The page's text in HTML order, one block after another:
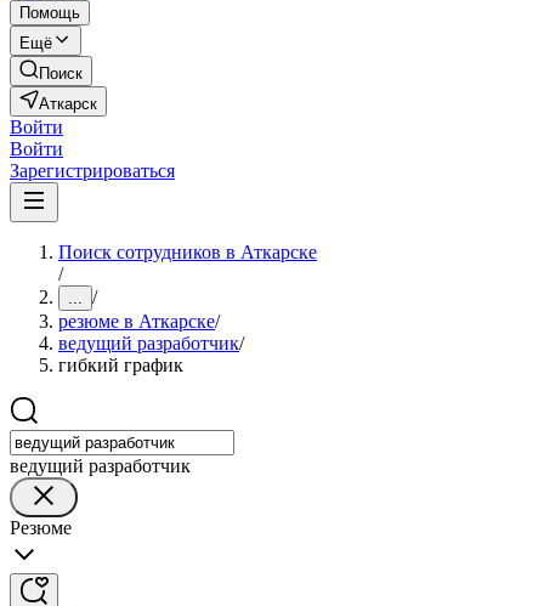
Помощь
Ещё
Поиск
Аткарск
Войти
Войти
Зарегистрироваться
Поиск сотрудников в Аткарске
/
... /
резюме в Аткарске/
ведущий разработчик/
гибкий график
ведущий разработчик
Резюме